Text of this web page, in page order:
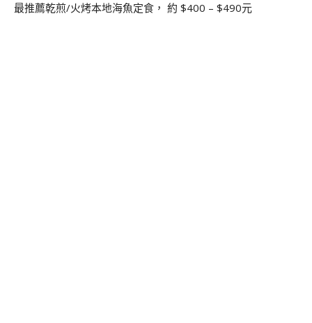
最推薦乾煎/火烤本地海魚定食， 約 $400 – $490元